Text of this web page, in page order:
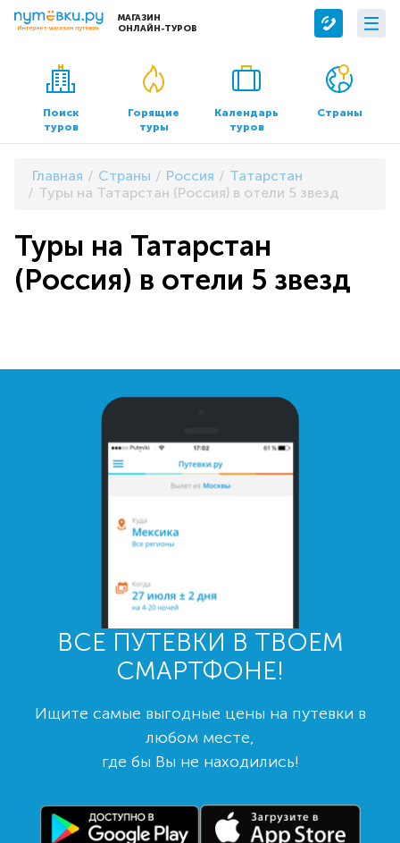
МАГАЗИН
ОНЛАЙН-ТУРОВ
Сервисы
Бронирование отелей
Трансфер
О компании
О нас
Контакты
Документы и реквизиты
Поиск
туров
Горящие
туры
Календарь
туров
Страны
Главная Страны Россия
Татарстан
Туры на Татарстан (Россия) в отели 5 звезд
Туры на Татарстан
(Россия) в отели 5 звезд
ВСЕ ПУТЕВКИ В ТВОЕМ
СМАРТФОНЕ!
Ищите самые выгодные цены на путевки в
любом месте,
где бы Вы не находились!